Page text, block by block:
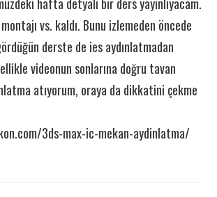
vs. kaldı. Bunu izlemeden öncede
derste de ies aydınlatmadan
videonun sonlarına doğru tavan
atıyorum, oraya da dikkatini çekme
3ds-max-ic-mekan-aydinlatma/